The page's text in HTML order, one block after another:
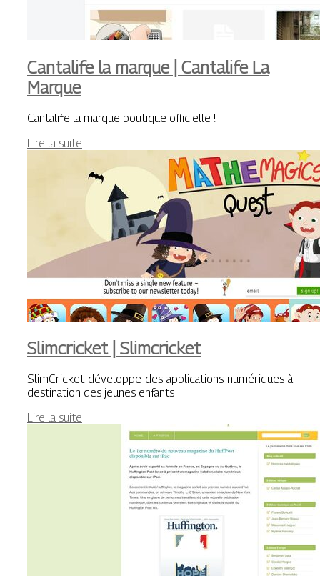
Cantalife la marque | Cantalife La
Marque
Cantalife la marque boutique officielle !
Lire la suite
Slimcricket | Slimcricket
SlimCricket développe des applications numériques à
destination des jeunes enfants
Lire la suite